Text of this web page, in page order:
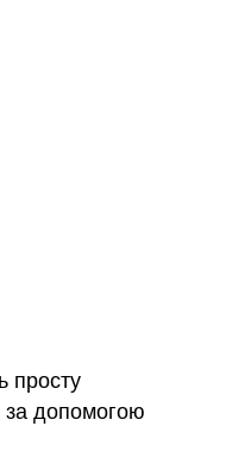
просту
за допомогою